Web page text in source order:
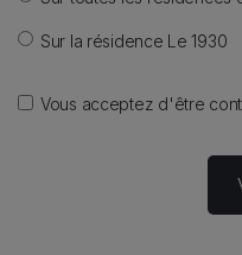
Sur la résidence Le 1930
Vous acceptez d'être